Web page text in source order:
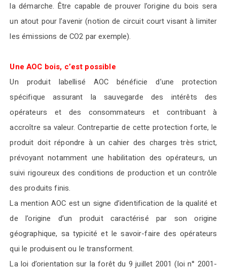
la démarche. Être capable de prouver l’origine du bois sera
un atout pour l’avenir (notion de circuit court visant à limiter
les émissions de CO2 par exemple).
Une AOC bois, c’est possible
Un produit labellisé AOC bénéficie d’une protection
spécifique assurant la sauvegarde des intérêts des
opérateurs et des consommateurs et contribuant à
accroître sa valeur. Contrepartie de cette protection forte, le
produit doit répondre à un cahier des charges très strict,
prévoyant notamment une habilitation des opérateurs, un
suivi rigoureux des conditions de production et un contrôle
des produits finis.
La mention AOC est un signe d’identification de la qualité et
de l’origine d’un produit caractérisé par son origine
géographique, sa typicité et le savoir-faire des opérateurs
qui le produisent ou le transforment.
La loi d’orientation sur la forêt du 9 juillet 2001 (loi n° 2001-